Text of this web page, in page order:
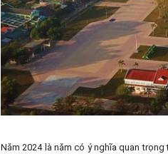
Năm 2024 là năm có ý nghĩa quan